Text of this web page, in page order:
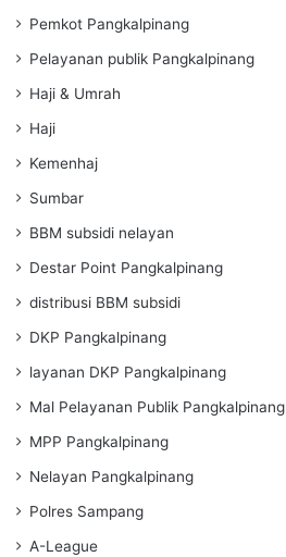
Pemkot Pangkalpinang
Pelayanan publik Pangkalpinang
Haji & Umrah
Haji
Kemenhaj
Sumbar
BBM subsidi nelayan
Destar Point Pangkalpinang
distribusi BBM subsidi
DKP Pangkalpinang
layanan DKP Pangkalpinang
Mal Pelayanan Publik Pangkalpinang
MPP Pangkalpinang
Nelayan Pangkalpinang
Polres Sampang
A-League